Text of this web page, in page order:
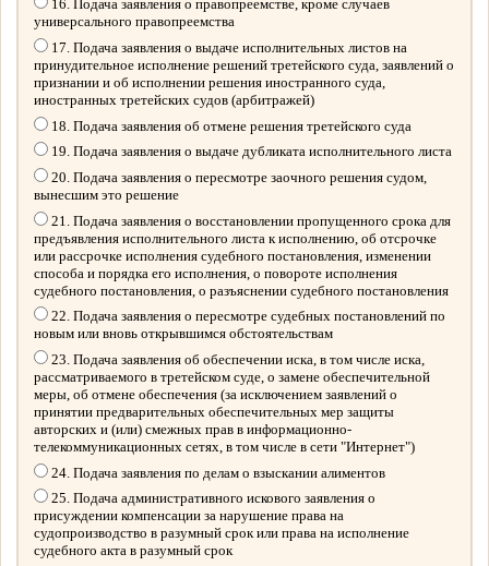
16. Подача заявления о правопреемстве, кроме случаев
универсального правопреемства
17. Подача заявления о выдаче исполнительных листов на
принудительное исполнение решений третейского суда, заявлений о
признании и об исполнении решения иностранного суда,
иностранных третейских судов (арбитражей)
18. Подача заявления об отмене решения третейского суда
19. Подача заявления о выдаче дубликата исполнительного листа
20. Подача заявления о пересмотре заочного решения судом,
вынесшим это решение
21. Подача заявления о восстановлении пропущенного срока для
предъявления исполнительного листа к исполнению, об отсрочке
или рассрочке исполнения судебного постановления, изменении
способа и порядка его исполнения, о повороте исполнения
судебного постановления, о разъяснении судебного постановления
22. Подача заявления о пересмотре судебных постановлений по
новым или вновь открывшимся обстоятельствам
23. Подача заявления об обеспечении иска, в том числе иска,
рассматриваемого в третейском суде, о замене обеспечительной
меры, об отмене обеспечения (за исключением заявлений о
принятии предварительных обеспечительных мер защиты
авторских и (или) смежных прав в информационно-
телекоммуникационных сетях, в том числе в сети "Интернет")
24. Подача заявления по делам о взыскании алиментов
25. Подача административного искового заявления о
присуждении компенсации за нарушение права на
судопроизводство в разумный срок или права на исполнение
судебного акта в разумный срок